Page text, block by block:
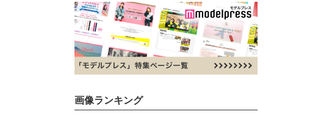
画像ランキング